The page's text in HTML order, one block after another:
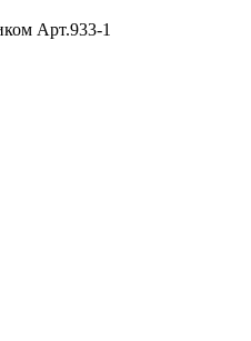
Арт.933-1